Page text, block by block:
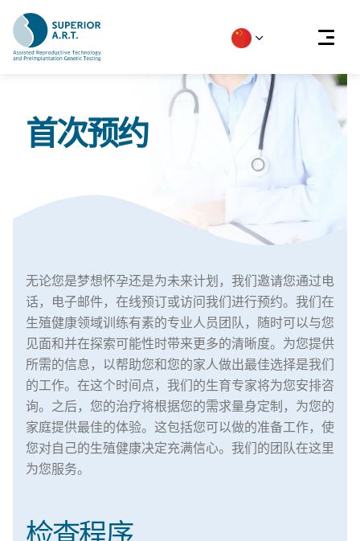
content首次预约
无论您是梦想怀孕还是为未来计划，我们邀请您通过电
话，电子邮件，在线预订或访问我们进行预约。我们在
生殖健康领域训练有素的专业人员团队，随时可以与您
见面和并在探索可能性时带来更多的清晰度。为您提供
所需的信息，以帮助您和您的家人做出最佳选择是我们
的工作。在这个时间点，我们的生育专家将为您安排咨
询。之后，您的治疗将根据您的需求量身定制，为您的
家庭提供最佳的体验。这包括您可以做的准备工作，使
您对自己的生殖健康决定充满信心。我们的团队在这里
为您服务。
检查程序